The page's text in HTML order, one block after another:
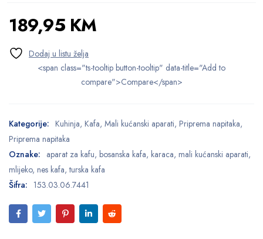
189,95 KM
<span class="ts-tooltip button-tooltip" data-title="Add to
compare">Compare</span>
Kategorije: Kuhinja, Kafa, Mali kućanski aparati, Priprema napitaka,
Priprema napitaka
Oznake: aparat za kafu, bosanska kafa, karaca, mali kućanski aparati,
mlijeko, nes kafa,turska kafa
Šifra: 153.03.06.7441